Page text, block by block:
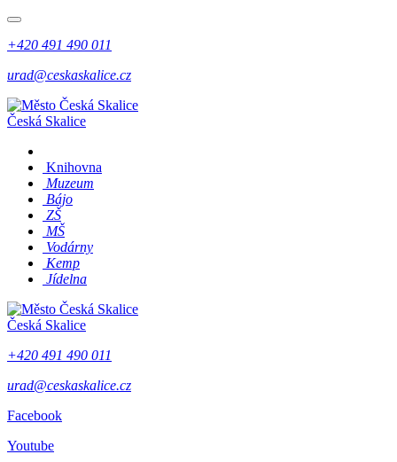
+420 491 490 011
urad@ceskaskalice.cz
Česká Skalice
Knihovna
Muzeum
Bájo
ZŠ
MŠ
Vodárny
Kemp
Jídelna
Česká Skalice
+420 491 490 011
urad@ceskaskalice.cz
Facebook
Youtube